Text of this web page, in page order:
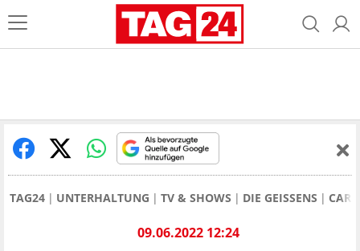
TAG24 UNTERHALTUNG TV & SHOWS DIE GEISSENS
09.06.2022 12:24